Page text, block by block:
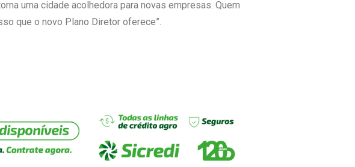
uma cidade acolhedora para novas empresas. Quem
que o novo Plano Diretor oferece”.